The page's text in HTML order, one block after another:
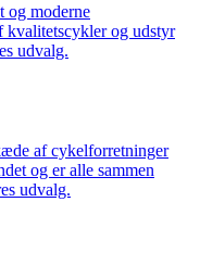
og moderne
kvalitetscykler og udstyr
udvalg.
af cykelforretninger
og er alle sammen
udvalg.